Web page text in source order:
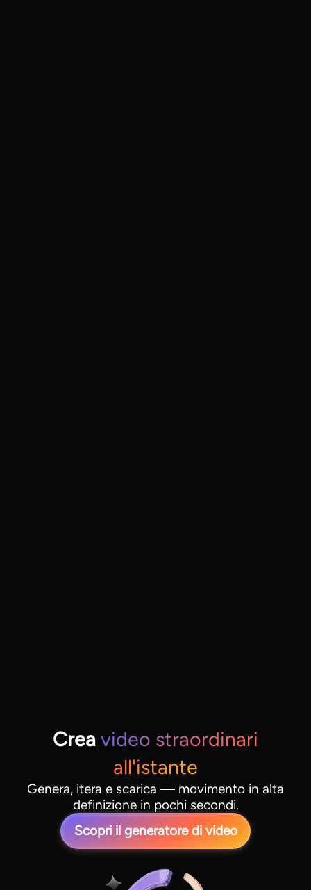
Crea video straordinari
all'istante
Genera, itera e scarica — movimento in alta
definizione in pochi secondi.
Scopri il generatore di video